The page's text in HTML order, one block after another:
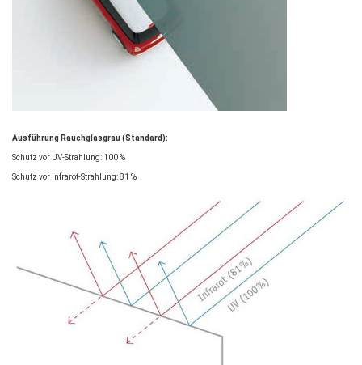
Ausführung Rauchglasgrau (Standard):
Schutz vor UV-Strahlung: 100 %
Schutz vor Infrarot-Strahlung: 81 %